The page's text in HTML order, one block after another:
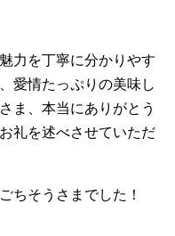
力を丁寧に分かりやす
愛情たっぷりの美味し
ま、本当にありがとう
礼を述べさせていただ
ちそうさまでした！